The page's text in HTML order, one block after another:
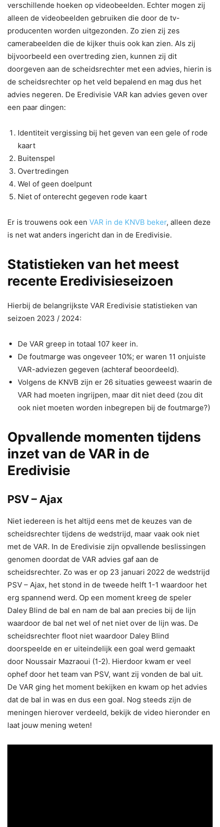
verschillende hoeken op videobeelden. Echter mogen zij
alleen de videobeelden gebruiken die door de tv-
producenten worden uitgezonden. Zo zien zij zes
camerabeelden die de kijker thuis ook kan zien. Als zij
bijvoorbeeld een overtreding zien, kunnen zij dit
doorgeven aan de scheidsrechter met een advies, hierin is
de scheidsrechter op het veld bepalend en mag dus het
advies negeren. De Eredivisie VAR kan advies geven over
een paar dingen:
Identiteit vergissing bij het geven van een gele of rode
kaart
Buitenspel
Overtredingen
Wel of geen doelpunt
Niet of onterecht gegeven rode kaart
Er is trouwens ook een VAR in de KNVB beker, alleen deze
is net wat anders ingericht dan in de Eredivisie.
Statistieken van het meest
recente Eredivisieseizoen
Hierbij de belangrijkste VAR Eredivisie statistieken van
seizoen 2023 / 2024:
De VAR greep in totaal 107 keer in.
De foutmarge was ongeveer 10%; er waren 11 onjuiste
VAR-adviezen gegeven (achteraf beoordeeld).
Volgens de KNVB zijn er 26 situaties geweest waarin de
VAR had moeten ingrijpen, maar dit niet deed (zou dit
ook niet moeten worden inbegrepen bij de foutmarge?)
Opvallende momenten tijdens
inzet van de VAR in de
Eredivisie
PSV – Ajax
Niet iedereen is het altijd eens met de keuzes van de
scheidsrechter tijdens de wedstrijd, maar vaak ook niet
met de VAR. In de Eredivisie zijn opvallende beslissingen
genomen doordat de VAR advies gaf aan de
scheidsrechter. Zo was er op 23 januari 2022 de wedstrijd
PSV – Ajax, het stond in de tweede helft 1-1 waardoor het
erg spannend werd. Op een moment kreeg de speler
Daley Blind de bal en nam de bal aan precies bij de lijn
waardoor de bal net wel of net niet over de lijn was. De
scheidsrechter floot niet waardoor Daley Blind
doorspeelde en er uiteindelijk een goal werd gemaakt
door Noussair Mazraoui (1-2). Hierdoor kwam er veel
ophef door het team van PSV, want zij vonden de bal uit.
De VAR ging het moment bekijken en kwam op het advies
dat de bal in was en dus een goal. Nog steeds zijn de
meningen hierover verdeeld, bekijk de video hieronder en
laat jouw mening weten!